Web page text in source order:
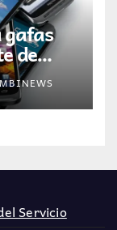
de
Servicio